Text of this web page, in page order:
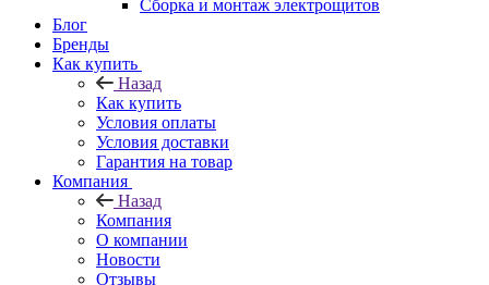
Сборка и монтаж электрощитов
Блог
Бренды
Как купить
Назад
Как купить
Условия оплаты
Условия доставки
Гарантия на товар
Компания
Назад
Компания
О компании
Новости
Отзывы